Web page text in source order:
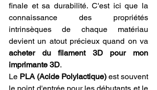
finale et sa durabilité. C'est ici que la
connaissance des propriétés
intrinsèques de chaque matériau
acheter du filament 3D pour mon
imprimante 3D.
Le PLA (Acide Polylactique) est souvent